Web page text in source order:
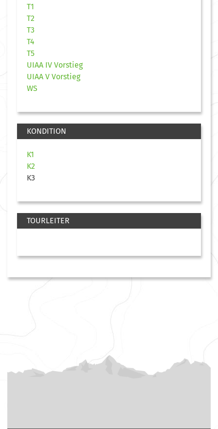
T1
T2
T3
T4
T5
UIAA IV Vorstieg
UIAA V Vorstieg
WS
KONDITION
K1
K2
K3
TOURLEITER